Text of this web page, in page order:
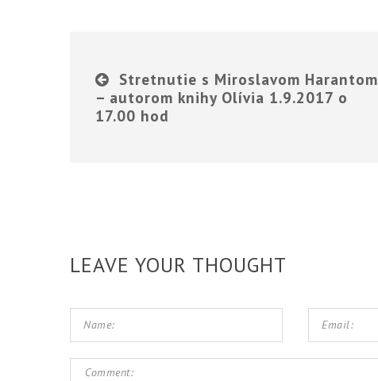
Stretnutie s Miroslavom Harantom
– autorom knihy Olívia 1.9.2017 o
17.00 hod
LEAVE YOUR THOUGHT